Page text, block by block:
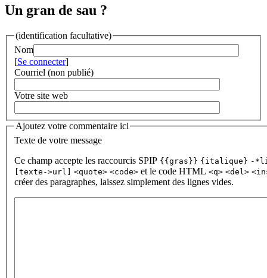
Un gran de sau ?
(identification facultative)
Nom
[Se connecter]
Courriel (non publié)
Votre site web
Ajoutez votre commentaire ici
Texte de votre message
Ce champ accepte les raccourcis SPIP {{gras}} {italique} -
[texte->url] <quote> <code> et le code HTML <q> <del>
créer des paragraphes, laissez simplement des lignes vides.